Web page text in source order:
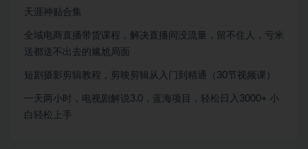
天涯神贴合集
全域电商直播带货课程，解决直播间没流量，留不住人，亏米
送都送不出去的尴尬局面
短剧摄影剪辑教程，剪映剪辑从入门到精通（30节视频课）
一天两小时，电视剧解说3.0，蓝海项目，轻松日入3000+ 小
白轻松上手